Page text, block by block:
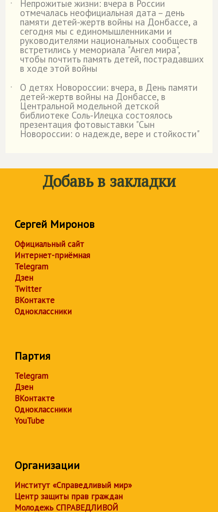
˙
Непрожитые жизни: вчера в России
отмечалась неофициальная дата – день
памяти детей-жертв войны на Донбассе, а
сегодня мы с единомышленниками и
руководителями национальных сообществ
встретились у мемориала "Ангел мира",
чтобы почтить память детей, пострадавших
в ходе этой войны
˙
О детях Новороссии: вчера, в День памяти
детей-жертв войны на Донбассе, в
Центральной модельной детской
библиотеке Соль-Илецка состоялось
презентация фотовыставки "Сын
Новороссии: о надежде, вере и стойкости"
Добавь в закладки
Сергей Миронов
Официальный сайт
Интернет-приёмная
Telegram
Дзен
Twitter
ВКонтакте
Одноклассники
Партия
Telegram
Дзен
ВКонтакте
Одноклассники
YouTube
Организации
Институт «Справедливый мир»
Центр защиты прав граждан
Молодежь СПРАВЕДЛИВОЙ